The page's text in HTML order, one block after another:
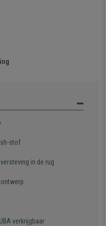
stof
in de rug
verkrijgbaar